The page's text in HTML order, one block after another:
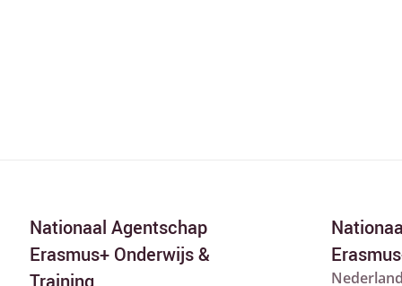
Nationaal Agentschap
Erasmus+ Onderwijs &
Training